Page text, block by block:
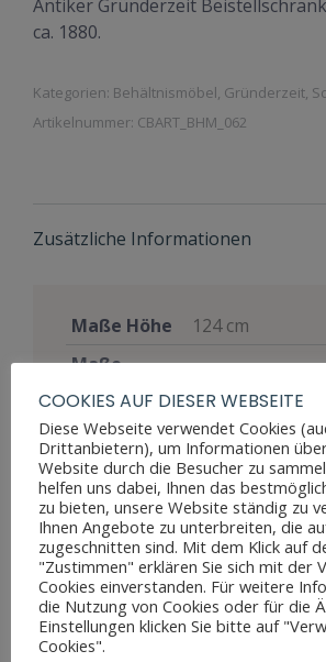
Antiker Gründerzeit
ca. 1880.
Kategorien: Behältnismöbel, Gründerzeit,
Artikelnummer: CBART_BHM_062
Zusätzliche Informationen
Maße Höhe
124 cm
Maße
Breite
Maße Tiefe
47 cm
Materialien
Kiefer
Stil
Gründerzeit
Möbelart
Schrank
Zustand
Gut, voll
funktionsfähig,
zeigt aber
COOKIES AUF DIESER WEBSEITE
Diese Webseite verwendet Cookies
Drittanbietern), um Informationen
Website durch die Besucher zu
helfen uns dabei, Ihnen das
zu bieten, unsere Website ständig zu
Ihnen Angebote zu unterbreiten, die
zugeschnitten sind. Mit dem Klick auf
"Zustimmen" erklären Sie sich mit der
Cookies einverstanden. Für weitere
die Nutzung von Cookies oder für die
Einstellungen klicken Sie bitte auf
Cookies".